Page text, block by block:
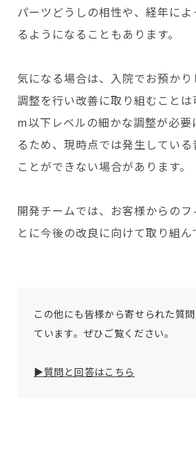
パーツどうしの相性や、経年に
るようになることもあります。
気になる場合は、入院でお預か
調整を行い改善に取り組むこと
m以下レベルの細かな調整が必要
るため、現時点では発生してい
ことができない場合があります。
開発チームでは、お客様からの
とに今後の改良に向けて取り組ん
この他にも皆様から寄せられた質
ています。ぜひご覧ください。
▶質問と回答はこちら